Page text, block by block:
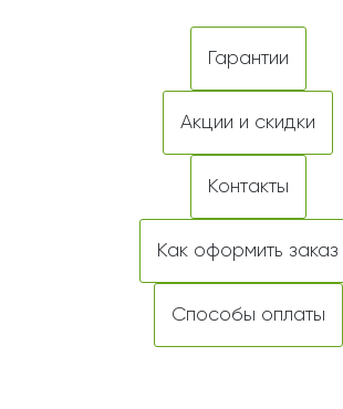
Гарантии
Акции и скидки
Контакты
Как оформить заказ
Способы оплаты